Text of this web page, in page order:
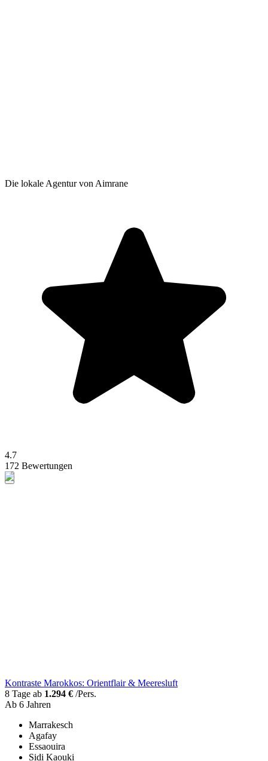
Die lokale Agentur von Aimrane
4.7
172 Bewertungen
Kontraste Marokkos: Orientflair & Meeresluft
8 Tage ab 1.294 € /Pers.
Ab 6 Jahren
Marrakesch
Agafay
Essaouira
Sidi Kaouki